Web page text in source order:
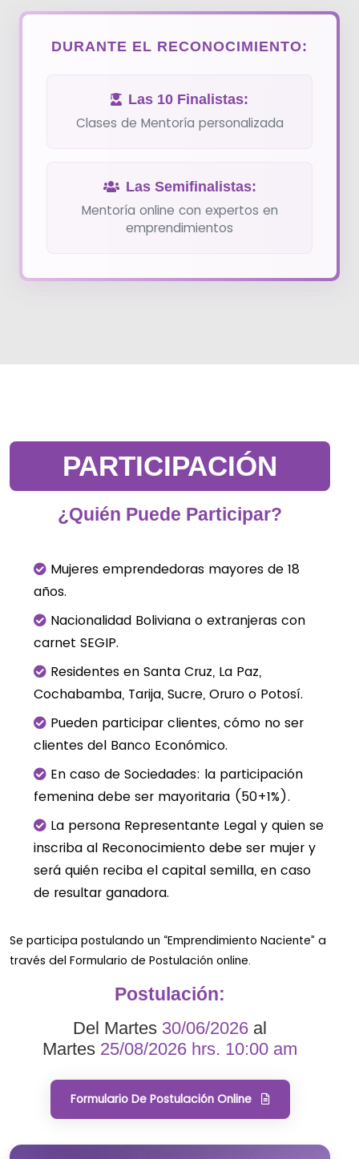
DURANTE EL RECONOCIMIENTO:
Las 10 Finalistas:
Clases de Mentoría personalizada
Las Semifinalistas:
Mentoría online con expertos en
emprendimientos
PARTICIPACIÓN
¿Quién Puede Participar?
Mujeres emprendedoras mayores de 18
años.
Nacionalidad Boliviana o extranjeras con
carnet SEGIP.
Residentes en Santa Cruz, La Paz,
Cochabamba, Tarija, Sucre, Oruro o Potosí.
Pueden participar clientes, cómo no ser
clientes del Banco Económico.
En caso de Sociedades: la participación
femenina debe ser mayoritaria (50+1%).
La persona Representante Legal y quien se
inscriba al Reconocimiento debe ser mujer y
será quién reciba el capital semilla, en caso
de resultar ganadora.
Se participa postulando un “Emprendimiento Naciente” a
través del Formulario de Postulación online.
Postulación:
Del Martes 30/06/2026 al
Martes 25/08/2026 hrs. 10:00 am
Formulario De Postulación Online